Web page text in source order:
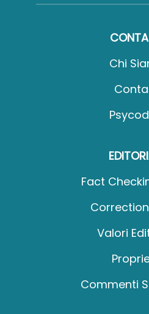
Chi
Fact
Valori
Commenti